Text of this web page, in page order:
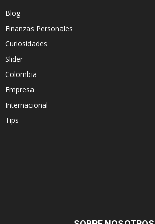
Blog
Finanzas Personales
Curiosidades
Slider
Colombia
Empresa
Internacional
Tips